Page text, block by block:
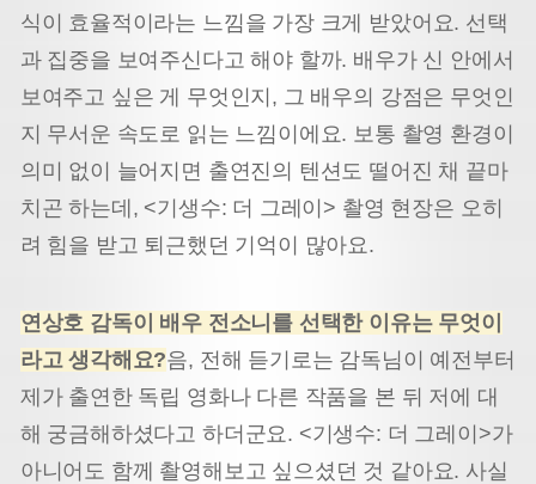
식이 효율적이라는 느낌을 가장 크게 받았어요. 선택
과 집중을 보여주신다고 해야 할까. 배우가 신 안에서
보여주고 싶은 게 무엇인지, 그 배우의 강점은 무엇인
지 무서운 속도로 읽는 느낌이에요. 보통 촬영 환경이
의미 없이 늘어지면 출연진의 텐션도 떨어진 채 끝마
치곤 하는데, <기생수: 더 그레이> 촬영 현장은 오히
려 힘을 받고 퇴근했던 기억이 많아요.
연상호 감독이 배우 전소니를 선택한 이유는 무엇이
라고 생각해요?음, 전해 듣기로는 감독님이 예전부터
제가 출연한 독립 영화나 다른 작품을 본 뒤 저에 대
해 궁금해하셨다고 하더군요. <기생수: 더 그레이>가
아니어도 함께 촬영해보고 싶으셨던 것 같아요. 사실